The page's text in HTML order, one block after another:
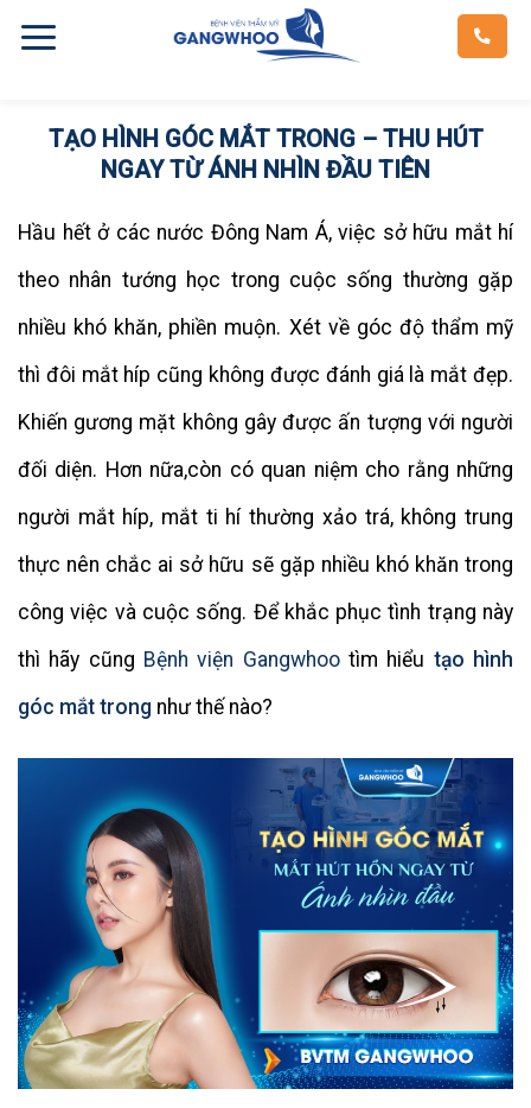
TẠO HÌNH GÓC MẮT TRONG – THU HÚT
NGAY TỪ ÁNH NHÌN ĐẦU TIÊN
Hầu hết ở các nước Đông Nam Á, việc sở hữu mắt hí
theo nhân tướng học trong cuộc sống thường gặp
nhiều khó khăn, phiền muộn. Xét về góc độ thẩm mỹ
thì đôi mắt híp cũng không được đánh giá là mắt đẹp.
Khiến gương mặt không gây được ấn tượng với người
đối diện. Hơn nữa,còn có quan niệm cho rằng những
người mắt híp, mắt ti hí thường xảo trá, không trung
thực nên chắc ai sở hữu sẽ gặp nhiều khó khăn trong
công việc và cuộc sống. Để khắc phục tình trạng này
thì hãy cũng Bệnh viện Gangwhootìm hiểu tạo hình
góc mắt trong như thế nào?